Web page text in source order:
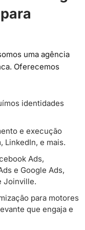
uma agência
Oferecemos
identidades
e execução
LinkedIn, e mais.
Ads,
e Google Ads,
Joinville.
para motores
que engaja e